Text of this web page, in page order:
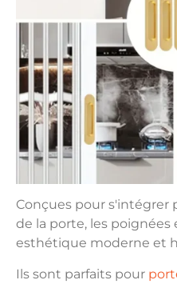
Conçues pour s'intégrer
de la porte, les
esthétique moderne et
Ils sont parfaits pour